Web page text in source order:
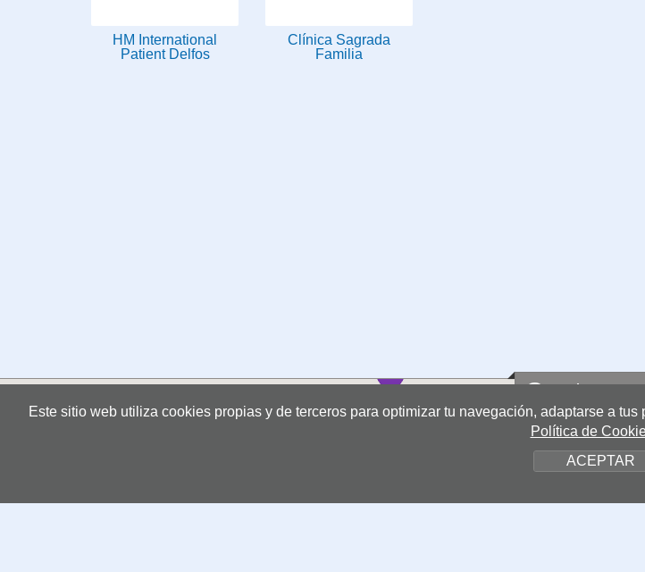
Este sitio web utiliza cookies propias y de terceros para optimizar tu navegación, adaptarse a
Política de
ACEPTAR
HM International
Patient Delfos
Clínica Sagrada
Familia
Centros